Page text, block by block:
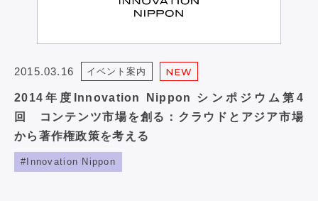
2015.03.16 イベント案内 NEW
2014年度Innovation Nippon シンポジウム第4
回 コンテンツ市場を創る：クラウドとアジア市場
から著作権政策を考える
Innovation Nippon